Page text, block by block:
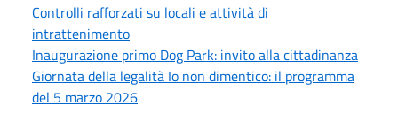
Controlli rafforzati su locali e attività di
intrattenimento
Inaugurazione primo Dog Park: invito alla cittadinanza
Giornata della legalità Io non dimentico: il programma
del 5 marzo 2026